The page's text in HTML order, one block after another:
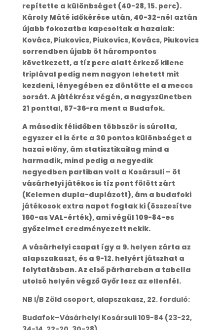
repítette a különbséget (40-28, 15. perc).
Károly Máté időkérése után, 40-32-nél aztán
újabb fokozatba kapcsoltak a hazaiak:
Kovács, Piukovics, Piukovics, Kovács, Piukovics
sorrendben újabb öt hárompontos
következett, a tíz perc alatt érkező kilenc
triplával pedig nem nagyon lehetett mit
kezdeni, lényegében ez döntötte el a meccs
sorsát. A játékrész végén, a nagyszünetben
21 ponttal, 57-36-ra ment a Budafok.
A második félidőben többször is súrolta,
egyszer el is érte a 30 pontos különbséget a
hazai előny, ám statisztikailag mind a
harmadik, mind pedig a negyedik
negyedben partiban volt a Kosársuli – öt
vásárhelyi játékos is tíz pont fölött zárt
(Kelemen dupla-duplázott), ám a budafoki
játékosok extra napot fogtak ki (összesítve
160-as VAL-érték), ami végül 109-84-es
győzelmet eredményezett nekik.
A vásárhelyi csapat így a 9. helyen zárta az
alapszakaszt, és a 9-12. helyért játszhat a
folytatásban. Az első párharcban a tabella
utolsó helyén végző Győr lesz az ellenfél.
NB I/B Zöld csoport, alapszakasz, 22. forduló:
Budafok–Vásárhelyi Kosársuli 109-84 (23-22,